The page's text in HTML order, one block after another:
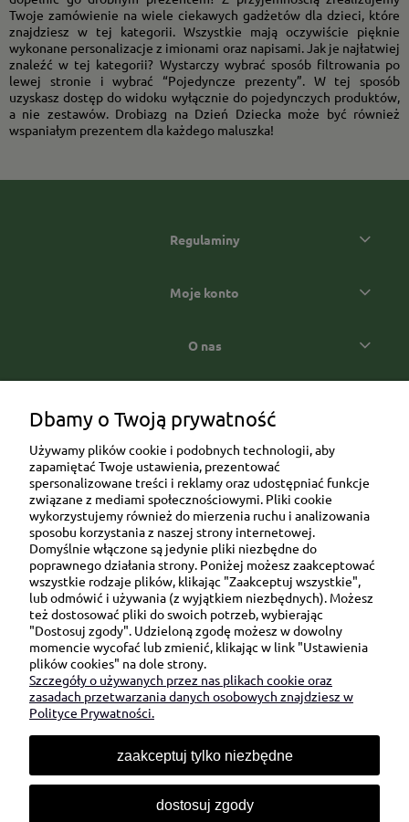
Twoje zamówienie na wiele ciekawych gadżetów dla dzieci, które
znajdziesz w tej kategorii. Wszystkie mają oczywiście pięknie
wykonane personalizacje z imionami oraz napisami. Jak je najłatwiej
znaleźć w tej kategorii? Wystarczy wybrać sposób filtrowania po
lewej stronie i wybrać “Pojedyncze prezenty”. W tej sposób
uzyskasz dostęp do widoku wyłącznie do pojedynczych produktów,
a nie zestawów. Drobiazg na Dzień Dziecka może być również
wspaniałym prezentem dla każdego maluszka!
Regulaminy
Moje konto
O nas
Ul. Brukowa 6/8 lok. 57/58
91-341 Łódź
NIP: 6751510615
SKONTAKTUJ SIĘ Z NAMI:
sklep@be-happygifts.com
+48 690 172 872
(pon-pt 9:00 - 15:30)
Dbamy o Twoją prywatność
Używamy plików cookie i podobnych technologii, aby
zapamiętać Twoje ustawienia, prezentować
spersonalizowane treści i reklamy oraz udostępniać funkcje
związane z mediami społecznościowymi. Pliki cookie
wykorzystujemy również do mierzenia ruchu i analizowania
sposobu korzystania z naszej strony internetowej.
Domyślnie włączone są jedynie pliki niezbędne do
poprawnego działania strony. Poniżej możesz zaakceptować
wszystkie rodzaje plików, klikając "Zaakceptuj wszystkie",
lub odmówić i używania (z wyjątkiem niezbędnych). Możesz
też dostosować pliki do swoich potrzeb, wybierając
"Dostosuj zgody". Udzieloną zgodę możesz w dowolny
momencie wycofać lub zmienić, klikając w link "Ustawienia
plików cookies" na dole strony.
Szczegóły o używanych przez nas plikach cookie oraz
zasadach przetwarzania danych osobowych znajdziesz w
Polityce Prywatności.
zaakceptuj tylko niezbędne
dostosuj zgody